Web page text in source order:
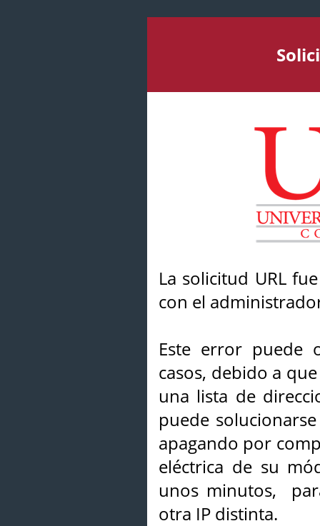
La solicitud URL
con el
Este error puede
casos, debido a
una lista de
puede
apagando por
eléctrica de su
unos minutos,
otra IP distinta.